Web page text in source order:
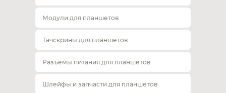
Модули для планшетов
Тачскрины для планшетов
Разъемы питания для планшетов
Шлейфы и запчасти для планшетов